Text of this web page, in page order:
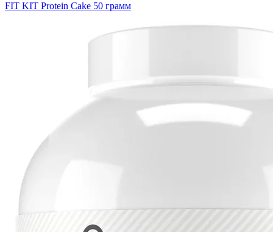
FIT KIT Protein Cake 50 грамм